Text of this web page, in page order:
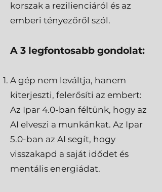
korszak a rezilienciáról és az
emberi tényezőről szól.
A 3 legfontosabb gondolat:
A gép nem leváltja, hanem
kiterjeszti, felerősíti az embert:
Az Ipar 4.0-ban féltünk, hogy az
AI elveszi a munkánkat. Az Ipar
5.0-ban az AI segít, hogy
visszakapd a saját idődet és
mentális energiádat.